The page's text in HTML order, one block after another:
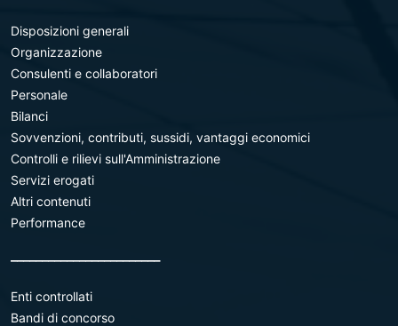
Disposizioni generali
Organizzazione
Consulenti e collaboratori
Personale
Bilanci
Sovvenzioni, contributi, sussidi, vantaggi economici
Controlli e rilievi sull'Amministrazione
Servizi erogati
Altri contenuti
Performance
Enti controllati
Bandi di concorso